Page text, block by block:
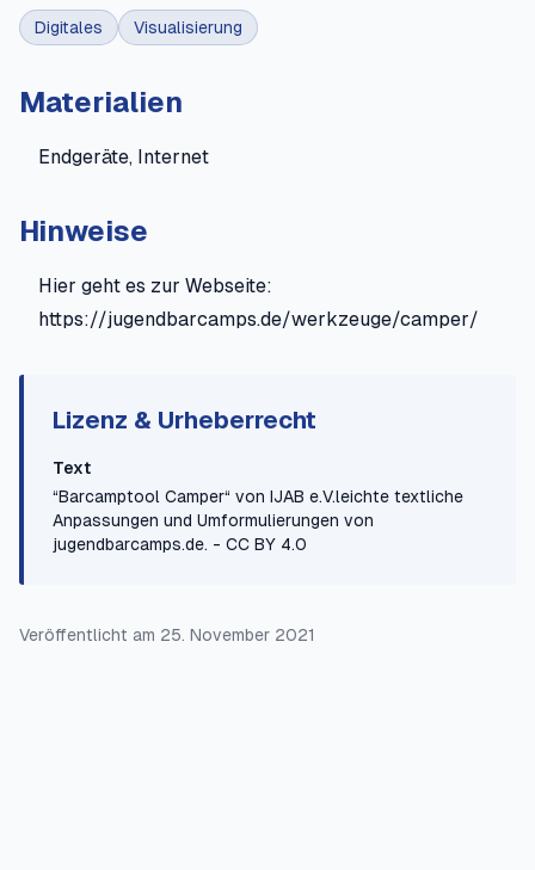
Digitales Visualisierung
Materialien
Endgeräte, Internet
Hinweise
Hier geht es zur Webseite:
https://jugendbarcamps.de/werkzeuge/camper/
Lizenz & Urheberrecht
Text
“Barcamptool Camper“ von IJAB e.V.leichte textliche
Anpassungen und Umformulierungen von
jugendbarcamps.de. - CC BY 4.0
Veröffentlicht am 25. November 2021